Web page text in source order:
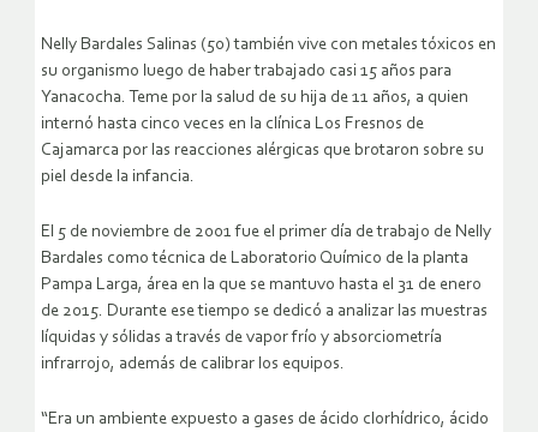
Nelly Bardales Salinas (50) también vive con metales tóxicos en
su organismo luego de haber trabajado casi 15 años para
Yanacocha. Teme por la salud de su hija de 11 años, a quien
internó hasta cinco veces en la clínica Los Fresnos de
Cajamarca por las reacciones alérgicas que brotaron sobre su
piel desde la infancia.
El 5 de noviembre de 2001 fue el primer día de trabajo de Nelly
Bardales como técnica de Laboratorio Químico de la planta
Pampa Larga, área en la que se mantuvo hasta el 31 de enero
de 2015. Durante ese tiempo se dedicó a analizar las muestras
líquidas y sólidas a través de vapor frío y absorciometría
infrarrojo, además de calibrar los equipos.
“Era un ambiente expuesto a gases de ácido clorhídrico, ácido